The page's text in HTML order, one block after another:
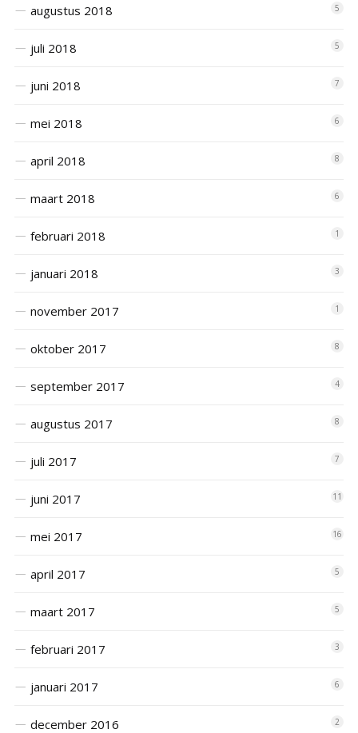
augustus 2018 5
juli 2018 5
juni 2018 7
mei 2018 6
april 2018 8
maart 2018 6
februari 2018 1
januari 2018 3
november 2017 1
oktober 2017 8
september 2017 4
augustus 2017 8
juli 2017 7
juni 2017 11
mei 2017 16
april 2017 5
maart 2017 5
februari 2017 3
januari 2017 6
december 2016 2